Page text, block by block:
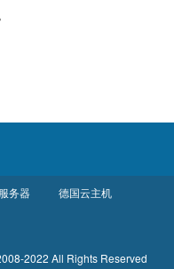
务器 德国云主机
2022 All Rights Reserved